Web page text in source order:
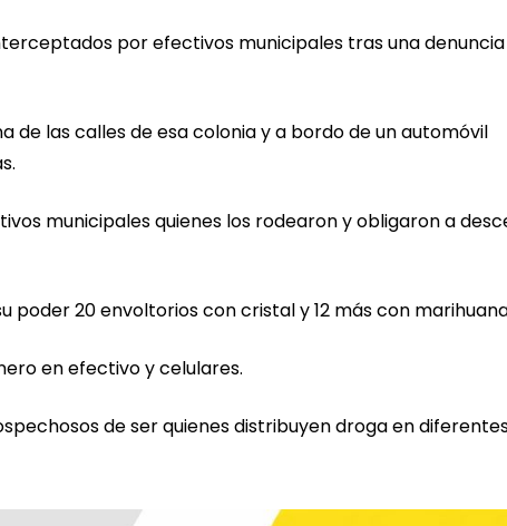
por efectivos municipales tras una denuncia
de las calles de esa colonia y a bordo de un automóvil
municipales quienes los rodearon y obligaron a
poder 20 envoltorios con cristal y 12 más con
en efectivo y celulares.
de ser quienes distribuyen droga en